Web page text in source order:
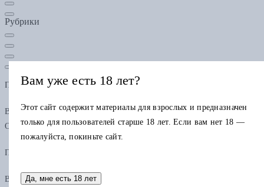
Рубрики
Подарочная карта
В одном заказе можно применить только одну подарочную карту.
Остаток по карте можно использовать в других заказах.
Промокод
В одном заказе можно применить только один промокод
Вам уже есть 18 лет?
Этот сайт содержит материалы для взрослых и предназначен
только для пользователей старше 18 лет. Если вам нет 18 —
пожалуйста, покиньте сайт.
Да, мне есть 18 лет